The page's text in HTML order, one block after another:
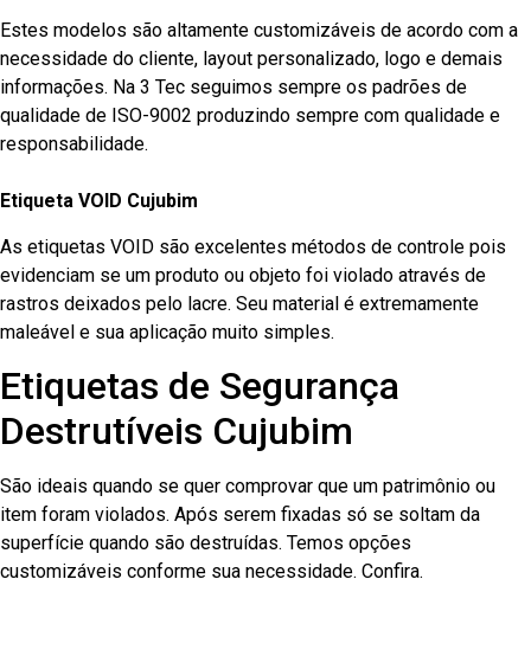
Estes modelos são altamente customizáveis de acordo com a
necessidade do cliente, layout personalizado, logo e demais
informações. Na 3 Tec seguimos sempre os padrões de
qualidade de ISO-9002 produzindo sempre com qualidade e
responsabilidade.
Etiqueta VOID Cujubim
As etiquetas VOID são excelentes métodos de controle pois
evidenciam se um produto ou objeto foi violado através de
rastros deixados pelo lacre. Seu material é extremamente
maleável e sua aplicação muito simples.
Etiquetas de Segurança
Destrutíveis Cujubim
São ideais quando se quer comprovar que um patrimônio ou
item foram violados. Após serem fixadas só se soltam da
superfície quando são destruídas. Temos opções
customizáveis conforme sua necessidade. Confira.